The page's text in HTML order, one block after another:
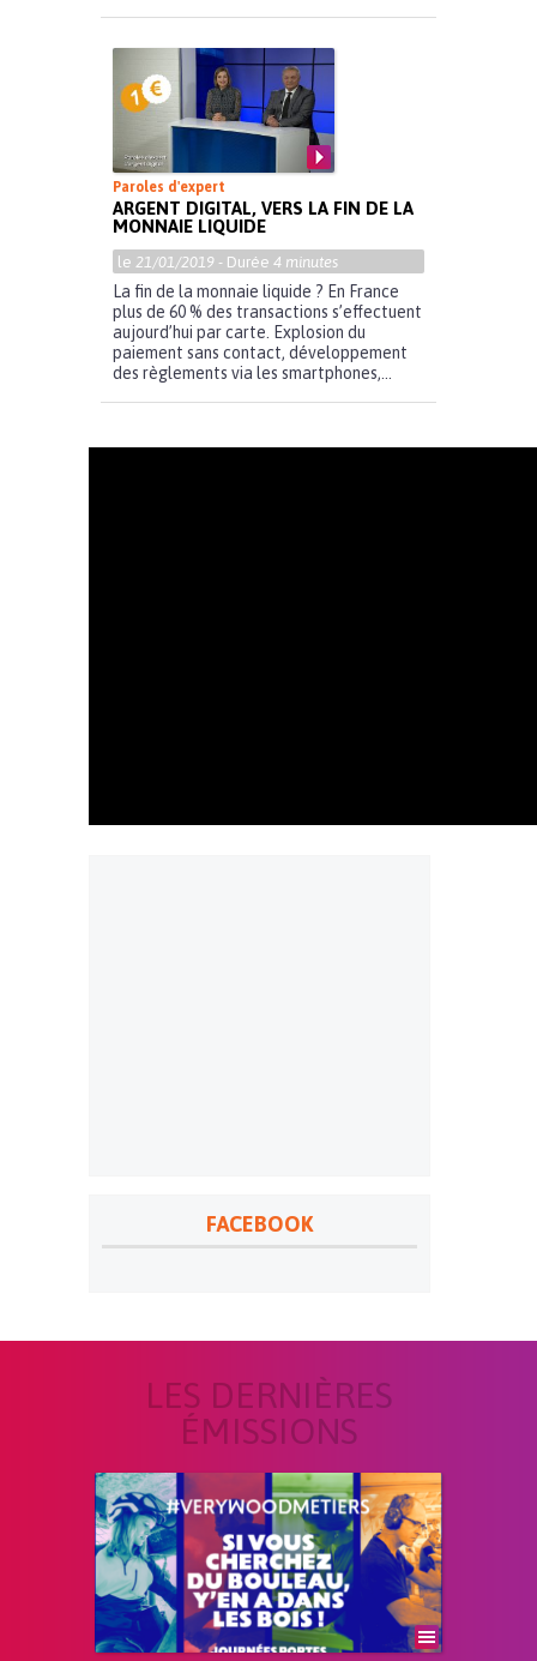
Paroles d'expert
ARGENT DIGITAL, VERS LA FIN DE LA
MONNAIE LIQUIDE
le 21/01/2019 - Durée 4 minutes
La fin de la monnaie liquide ? En France
plus de 60 % des transactions s’effectuent
aujourd’hui par carte. Explosion du
paiement sans contact, développement
des règlements via les smartphones,...
FACEBOOK
LES DERNIÈRES
ÉMISSIONS